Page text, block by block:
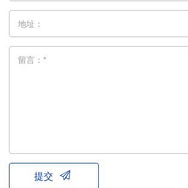
地址：
留言：*
提交